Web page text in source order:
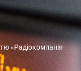
«Радіокомпанія